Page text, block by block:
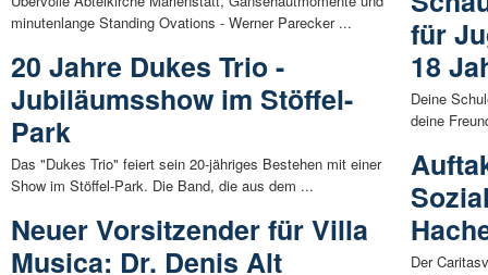
minutenlange Standing Ovations - Werner Parecker ...
20 Jahre Dukes Trio -
Jubiläumsshow im Stöffel-
Park
Das "Dukes Trio" feiert sein 20-jähriges Bestehen mit einer
Show im Stöffel-Park. Die Band, die aus dem ...
Neuer Vorsitzender für Villa
Musica: Dr. Denis Alt
für
18
Deine
deine
Der